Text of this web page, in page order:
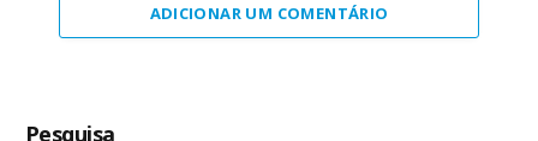
ADICIONAR UM COMENTÁRIO
Pesquisa